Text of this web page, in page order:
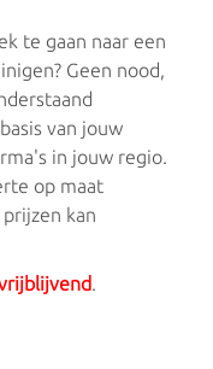
te gaan naar een
Geen nood,
van jouw
in jouw regio.
op maat
kan